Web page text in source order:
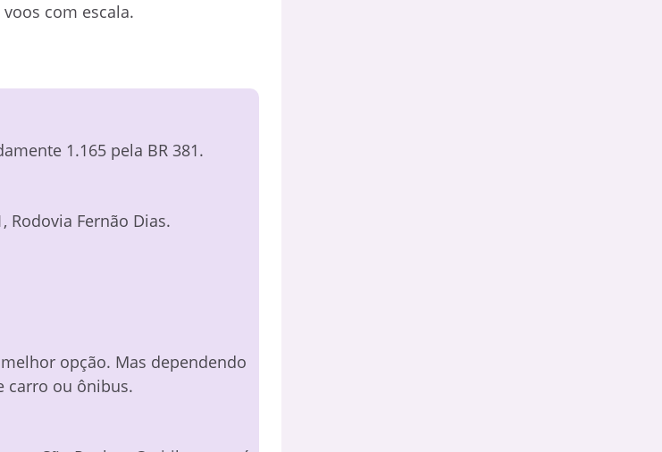
com escala.
1.165 pela BR 381.
Rodovia Fernão Dias.
opção. Mas dependendo
carro ou ônibus.